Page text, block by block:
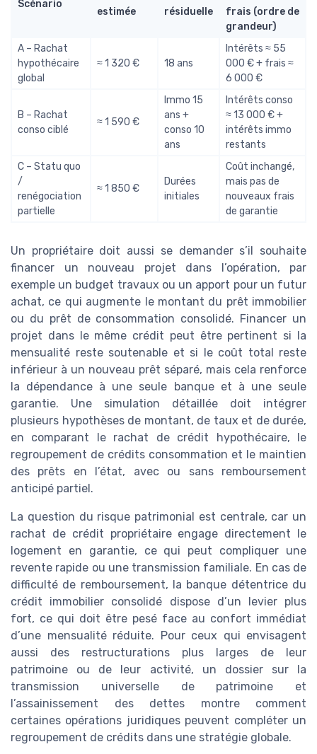
Scénario
estimée
résiduelle
frais (ordre de
grandeur)
A – Rachat
hypothécaire
global
≈ 1 320 € 18 ans
Intérêts ≈ 55
000 € + frais ≈
6 000 €
B – Rachat
conso ciblé
≈ 1 590 €
Immo 15
ans +
conso 10
ans
Intérêts conso
≈ 13 000 € +
intérêts immo
restants
C – Statu quo
/
renégociation
partielle
≈ 1 850 €
Durées
initiales
Coût inchangé,
mais pas de
nouveaux frais
de garantie
Un propriétaire doit aussi se demander s’il souhaite
financer un nouveau projet dans l’opération, par
exemple un budget travaux ou un apport pour un futur
achat, ce qui augmente le montant du prêt immobilier
ou du prêt de consommation consolidé. Financer un
projet dans le même crédit peut être pertinent si la
mensualité reste soutenable et si le coût total reste
inférieur à un nouveau prêt séparé, mais cela renforce
la dépendance à une seule banque et à une seule
garantie. Une simulation détaillée doit intégrer
plusieurs hypothèses de montant, de taux et de durée,
en comparant le rachat de crédit hypothécaire, le
regroupement de crédits consommation et le maintien
des prêts en l’état, avec ou sans remboursement
anticipé partiel.
La question du risque patrimonial est centrale, car un
rachat de crédit propriétaire engage directement le
logement en garantie, ce qui peut compliquer une
revente rapide ou une transmission familiale. En cas de
difficulté de remboursement, la banque détentrice du
crédit immobilier consolidé dispose d’un levier plus
fort, ce qui doit être pesé face au confort immédiat
d’une mensualité réduite. Pour ceux qui envisagent
aussi des restructurations plus larges de leur
patrimoine ou de leur activité, un dossier sur la
transmission universelle de patrimoine et
l’assainissement des dettes montre comment
certaines opérations juridiques peuvent compléter un
regroupement de crédits dans une stratégie globale.